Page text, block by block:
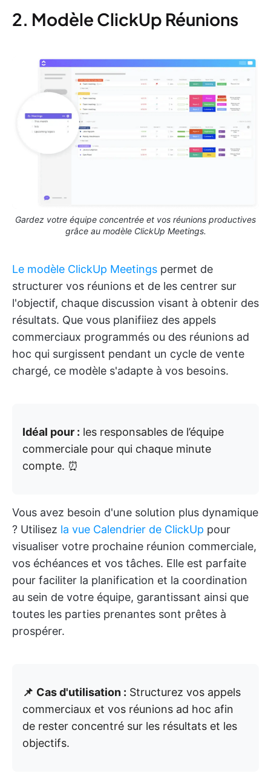
2. Modèle ClickUp Réunions
Gardez votre équipe concentrée et vos réunions productives
grâce au modèle ClickUp Meetings.
Le modèle ClickUp Meetings permet de
structurer vos réunions et de les centrer sur
l'objectif, chaque discussion visant à obtenir des
résultats. Que vous planifiiez des appels
commerciaux programmés ou des réunions ad
hoc qui surgissent pendant un cycle de vente
chargé, ce modèle s'adapte à vos besoins.
Idéal pour : les responsables de l’équipe
commerciale pour qui chaque minute
compte. ⏰
Vous avez besoin d'une solution plus dynamique
? Utilisez la vue Calendrier de ClickUp pour
visualiser votre prochaine réunion commerciale,
vos échéances et vos tâches. Elle est parfaite
pour faciliter la planification et la coordination
au sein de votre équipe, garantissant ainsi que
toutes les parties prenantes sont prêtes à
prospérer.
📌 Cas d'utilisation : Structurez vos appels
commerciaux et vos réunions ad hoc afin
de rester concentré sur les résultats et les
objectifs.